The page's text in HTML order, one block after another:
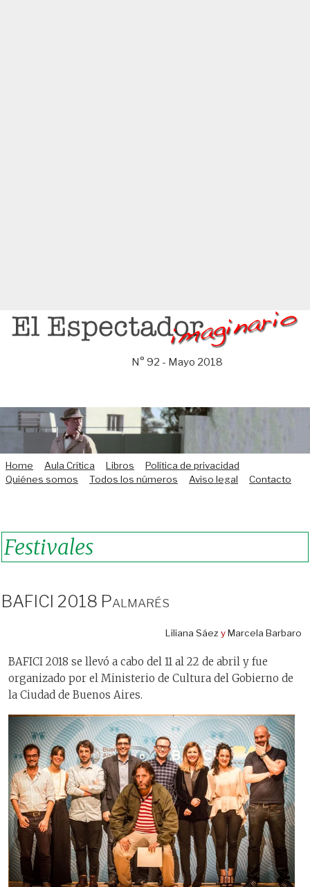
Saltar
N° 92 - Mayo 2018
Home Aula Crítica Libros
Política de privacidad
Quiénes somos
Todos los números Aviso legal Contacto
Festivales
BAFICI 2018 Palmarés
Liliana Sáez yMarcela Barbaro
BAFICI 2018 se llevó a cabo del 11 al 22 de abril y fue
organizado por el Ministerio de Cultura del Gobierno de
la Ciudad de Buenos Aires.